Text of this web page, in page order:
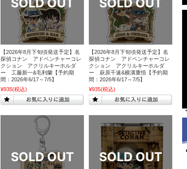
【2026年8月下旬頃発送予定】名
探偵コナン アドベンチャーコレ
クション アクリルキーホルダ
ー 工藤新一&毛利蘭【予約期
間：2026年6/17～7/5】
¥935(税込)
【2026年8月下旬頃発送予定】名
探偵コナン アドベンチャーコレ
クション アクリルキーホルダ
ー 萩原千速&横溝重悟【予約期
間：2026年6/17～7/5】
¥935(税込)